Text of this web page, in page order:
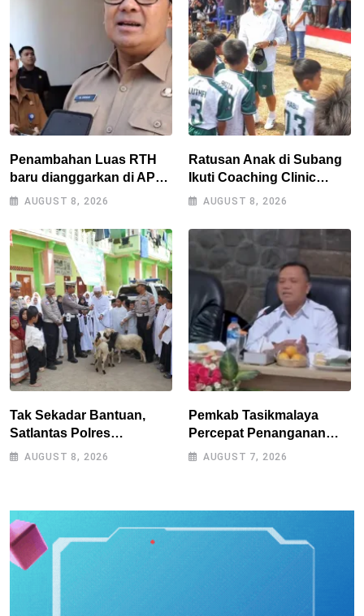
Penambahan Luas RTH
baru dianggarkan di APBD
2027, Walikota tidak
AUGUST 8, 2026
Ratusan Anak di Subang
Ikuti Coaching Clinic
Bersama Legenda Persib
AUGUST 8, 2026
Tak Sekadar Bantuan,
Satlantas Polres
Tasikmalaya Dorong
AUGUST 8, 2026
Pemkab Tasikmalaya
Percepat Penanganan
Kekeringan, Sumur Bor
AUGUST 7, 2026